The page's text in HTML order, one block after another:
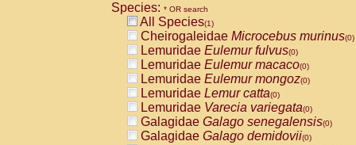
Species: * OR search
All Species(1)
Cheirogaleidae Microcebus murinus(0)
Lemuridae Eulemur fulvus(0)
Lemuridae Eulemur macaco(0)
Lemuridae Eulemur mongoz(0)
Lemuridae Lemur catta(0)
Lemuridae Varecia variegata(0)
Galagidae Galago senegalensis(0)
Galagidae Galago demidovii(0)